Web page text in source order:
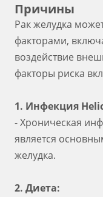
Причины
Рак желудка
факторами,
воздействие
факторы риска
1. Инфекция
- Хроническая
является
желудка.
2. Диета: